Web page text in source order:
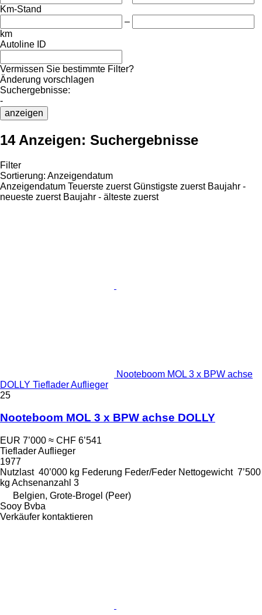
Km-Stand
–
km
Autoline ID
Vermissen Sie bestimmte Filter?
Änderung vorschlagen
Suchergebnisse:
-
anzeigen
14 Anzeigen: Suchergebnisse
Filter
Sortierung: Anzeigendatum
Anzeigendatum Teuerste zuerst Günstigste zuerst Baujahr -
neueste zuerst Baujahr - älteste zuerst
Nooteboom MOL 3 x BPW achse
DOLLY Tieflader Auflieger
25
Nooteboom MOL 3 x BPW achse DOLLY
EUR 7’000 ≈ CHF 6’541
Tieflader Auflieger
1977
Nutzlast 40’000 kg Federung Feder/Feder Nettogewicht 7’500
kg Achsenanzahl 3
Belgien, Grote-Brogel (Peer)
Sooy Bvba
Verkäufer kontaktieren